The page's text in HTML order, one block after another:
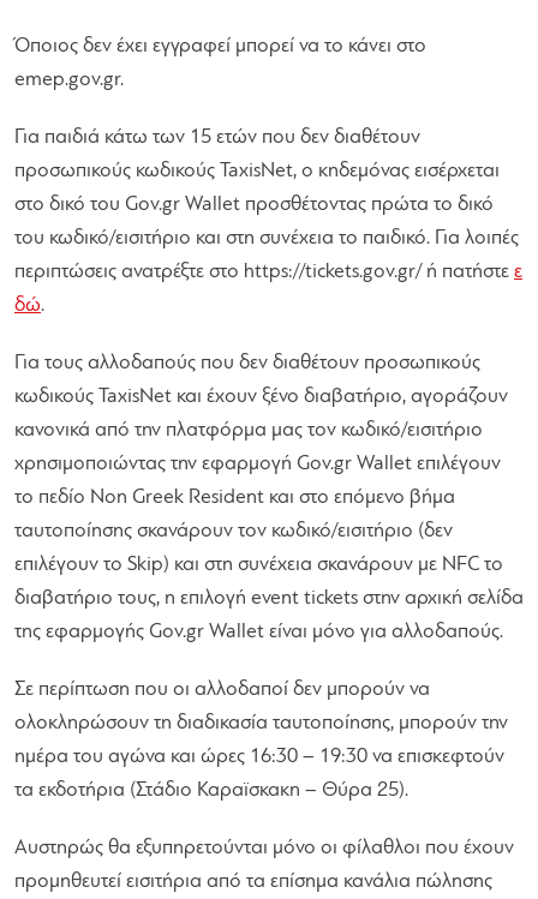
Όποιος δεν έχει εγγραφεί μπορεί να το κάνει στο
emep.gov.gr.
Για παιδιά κάτω των 15 ετών που δεν διαθέτουν
προσωπικούς κωδικούς TaxisNet, ο κηδεμόνας εισέρχεται
στο δικό του Gov.gr Wallet προσθέτοντας πρώτα το δικό
του κωδικό/εισιτήριο και στη συνέχεια το παιδικό. Για λοιπές
περιπτώσεις ανατρέξτε στο https://tickets.gov.gr/ ή πατήστε ε
δώ.
Για τους αλλοδαπούς που δεν διαθέτουν προσωπικούς
κωδικούς TaxisNet και έχουν ξένο διαβατήριο, αγοράζουν
κανονικά από την πλατφόρμα μας τον κωδικό/εισιτήριο
χρησιμοποιώντας την εφαρμογή Gov.gr Wallet επιλέγουν
το πεδίο Non Greek Resident και στο επόμενο βήμα
ταυτοποίησης σκανάρουν τον κωδικό/εισιτήριο (δεν
επιλέγουν το Skip) και στη συνέχεια σκανάρουν με NFC το
διαβατήριο τους, η επιλογή event tickets στην αρχική σελίδα
της εφαρμογής Gov.gr Wallet είναι μόνο για αλλοδαπούς.
Σε περίπτωση που οι αλλοδαποί δεν μπορούν να
ολοκληρώσουν τη διαδικασία ταυτοποίησης, μπορούν την
ημέρα του αγώνα και ώρες 16:30 – 19:30 να επισκεφτούν
τα εκδοτήρια (Στάδιο Καραϊσκακη – Θύρα 25).
Αυστηρώς θα εξυπηρετούνται μόνο οι φίλαθλοι που έχουν
προμηθευτεί εισιτήρια από τα επίσημα κανάλια πώλησης